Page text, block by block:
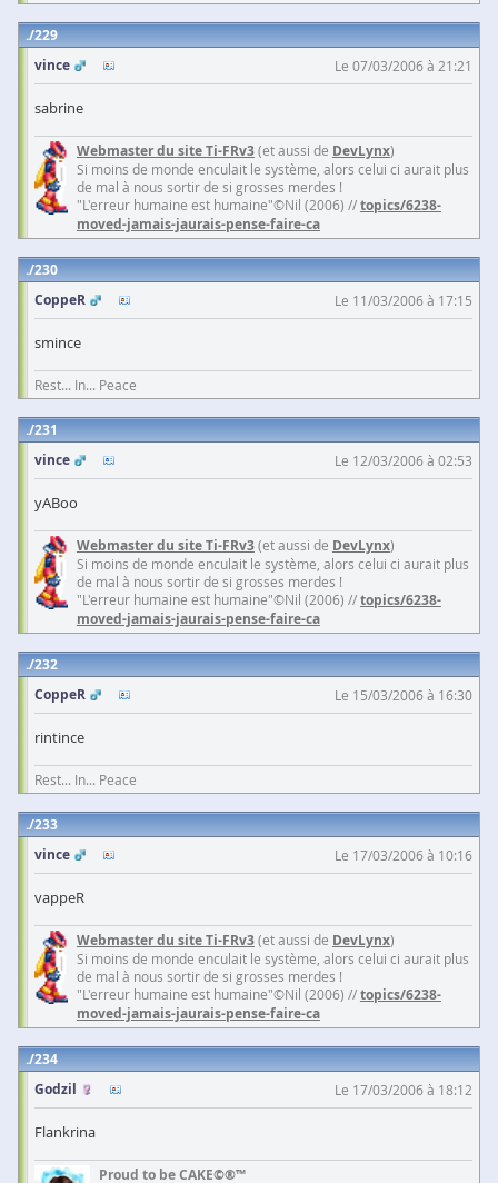
229
vince
Le 07/03/2006 à 21:21
sabrine
Webmaster du site Ti-FRv3(et aussi de DevLynx)
Si moins de monde enculait le système, alors celui ci aurait plus
de mal à nous sortir de si grosses merdes !
"L'erreur humaine est humaine"©Nil (2006) //topics/6238-
moved-jamais-jaurais-pense-faire-ca
230
CoppeR
Le 11/03/2006 à 17:15
smince
Rest... In... Peace
231
vince
Le 12/03/2006 à 02:53
yABoo
Webmaster du site Ti-FRv3(et aussi de DevLynx)
Si moins de monde enculait le système, alors celui ci aurait plus
de mal à nous sortir de si grosses merdes !
"L'erreur humaine est humaine"©Nil (2006) //topics/6238-
moved-jamais-jaurais-pense-faire-ca
232
CoppeR
Le 15/03/2006 à 16:30
rintince
Rest... In... Peace
233
vince
Le 17/03/2006 à 10:16
vappeR
Webmaster du site Ti-FRv3(et aussi de DevLynx)
Si moins de monde enculait le système, alors celui ci aurait plus
de mal à nous sortir de si grosses merdes !
"L'erreur humaine est humaine"©Nil (2006) //topics/6238-
moved-jamais-jaurais-pense-faire-ca
234
Godzil
Le 17/03/2006 à 18:12
Flankrina
Proud to be CAKE©®™